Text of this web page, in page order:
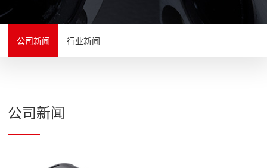
公司新闻 行业新闻
公司新闻